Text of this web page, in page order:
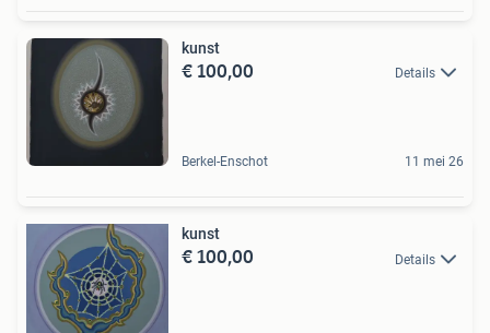
kunst
€ 100,00 Details
Berkel-Enschot 11 mei 26
kunst
€ 100,00 Details